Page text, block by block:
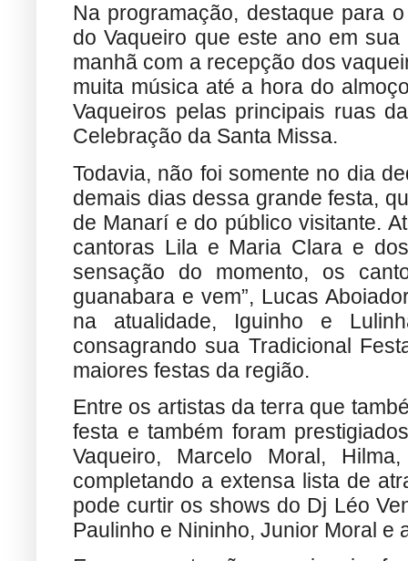
Na programação, destaque para
do Vaqueiro que este ano em
manhã com a recepção dos
muita música até a hora do
Vaqueiros pelas principais ruas
Celebração da Santa Missa.
Todavia, não foi somente no dia
demais dias dessa grande festa,
de Manarí e do público visitante.
cantoras Lila e Maria Clara e
sensação do momento, os
guanabara e vem”, Lucas
na atualidade, Iguinho e
consagrando sua Tradicional
maiores festas da região.
Entre os artistas da terra que
festa e também foram
Vaqueiro, Marcelo Moral,
completando a extensa lista de
pode curtir os shows do Dj Léo
Paulinho e Nininho, Junior Moral e